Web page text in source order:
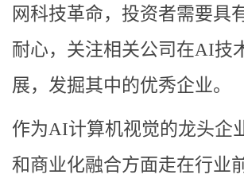
网科技革命，投资者需要具
耐心，关注相关公司在AI技
展，发掘其中的优秀企业。
作为AI计算机视觉的龙头企
和商业化融合方面走在行业